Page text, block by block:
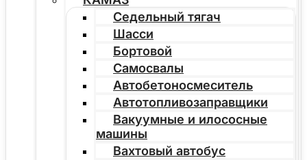
Седельный тягач
Шасси
Бортовой
Самосвалы
Автобетоносмеситель
Автотопливозаправщики
Вакуумные и илососные
машины
Вахтовый автобус